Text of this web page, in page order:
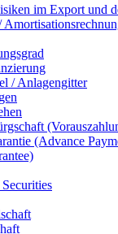
im Export und
/ Anlagengitter
(Advance